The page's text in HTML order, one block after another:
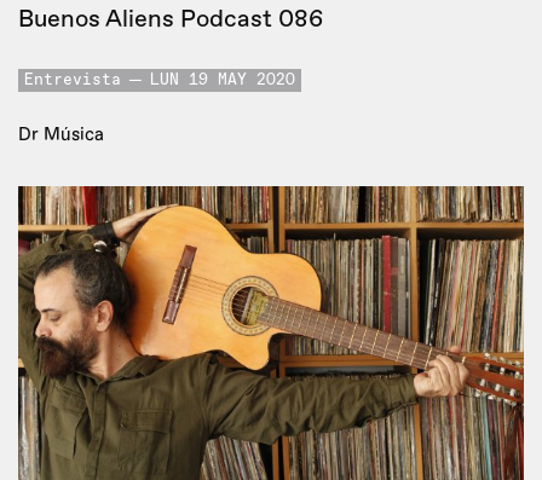
Buenos Aliens Podcast 086
Entrevista LUN 19 MAY 2020
Dr Música